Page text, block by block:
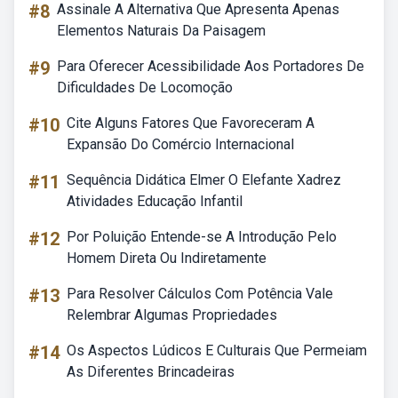
#8 Assinale A Alternativa Que Apresenta Apenas
Elementos Naturais Da Paisagem
#9 Para Oferecer Acessibilidade Aos Portadores De
Dificuldades De Locomoção
#10 Cite Alguns Fatores Que Favoreceram A
Expansão Do Comércio Internacional
#11 Sequência Didática Elmer O Elefante Xadrez
Atividades Educação Infantil
#12 Por Poluição Entende-se A Introdução Pelo
Homem Direta Ou Indiretamente
#13 Para Resolver Cálculos Com Potência Vale
Relembrar Algumas Propriedades
#14 Os Aspectos Lúdicos E Culturais Que Permeiam
As Diferentes Brincadeiras